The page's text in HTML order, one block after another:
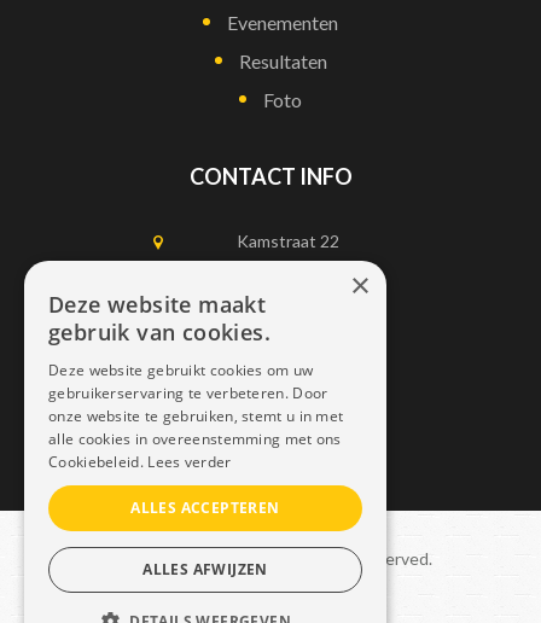
Evenementen
Resultaten
Foto
CONTACT INFO
Kamstraat 22
1750 Lennik
0497452898
info@dais.be
Copyright © 2021 Dais. All rights reserved.
Sitemap–GDPR
×
Deze website maakt
gebruik van cookies.
Deze website gebruikt cookies om uw
gebruikerservaring te verbeteren. Door
onze website te gebruiken, stemt u in met
alle cookies in overeenstemming met ons
Cookiebeleid. Lees verder
ALLES ACCEPTEREN
ALLES AFWIJZEN